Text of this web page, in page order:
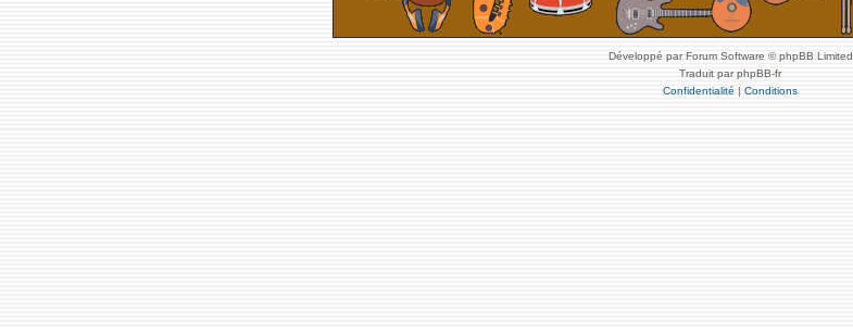
Développé par Forum Software © phpBB Limited
Traduit par phpBB-fr
Confidentialité | Conditions